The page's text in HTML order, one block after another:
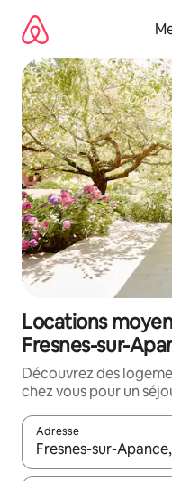
directement
contenu
Locations
Fresnes-sur-
Découvrez des
chez vous pour un
Adresse
Lorsque les résultats